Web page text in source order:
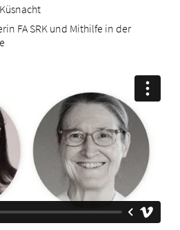
FA SRK und Mithilfe in der